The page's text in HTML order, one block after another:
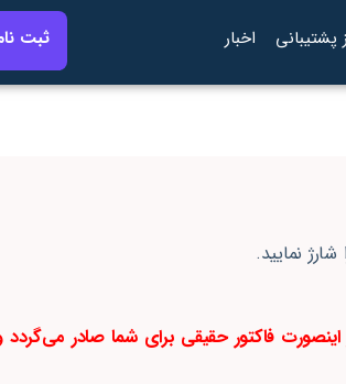
پشتیبانی اخبار ثبت
نمایید.
اینصورت فاکتور حقیقی برای شما صادر